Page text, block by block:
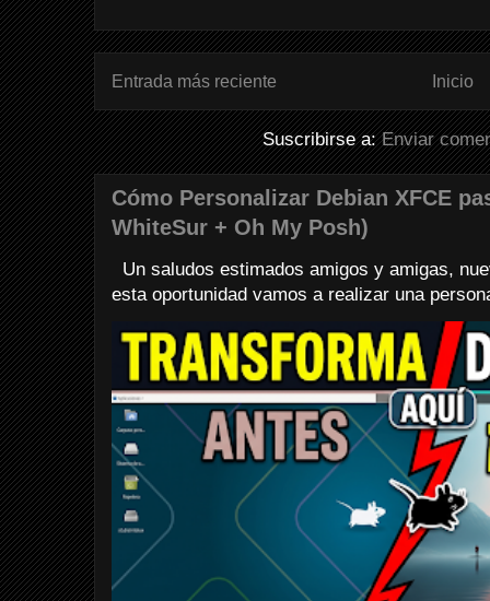
Entrada más reciente Inicio
Suscribirse a:Enviar
Cómo Personalizar Debian XFCE
WhiteSur + Oh My Posh)
Un saludos estimados amigos y amigas,
esta oportunidad vamos a realizar una